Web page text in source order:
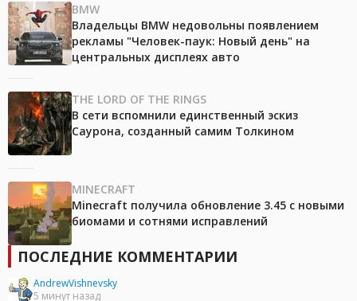
BMW
Владельцы BMW недовольны появлением
рекламы "Человек-паук: Новый день" на
центральных дисплеях авто
THE LORD OF THE RINGS
В сети вспомнили единственный эскиз
Саурона, созданный самим Толкином
MINECRAFT
Minecraft получила обновление 3.45 с новыми
биомами и сотнями исправлений
ПОСЛЕДНИЕ КОММЕНТАРИИ
AndrewVishnevsky
5 минут назад